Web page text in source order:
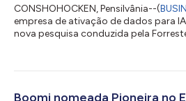
CONSHOHOCKEN, Pensilvânia--(
empresa de ativação de dados para
nova pesquisa conduzida pela
ambição. A pesquisa da Forrester,
de diretoria ou superiores na América
Boomi nomeada Pioneira no